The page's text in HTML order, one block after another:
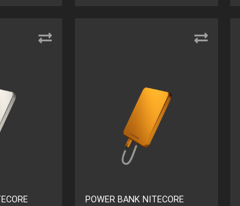
POWER BANK NITECORE